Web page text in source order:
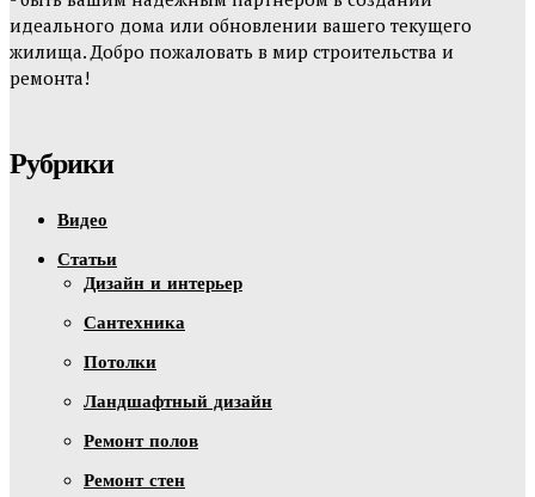
идеального дома или обновлении вашего текущего
жилища. Добро пожаловать в мир строительства и
ремонта!
Рубрики
Видео
Статьи
Дизайн и интерьер
Сантехника
Потолки
Ландшафтный дизайн
Ремонт полов
Ремонт стен